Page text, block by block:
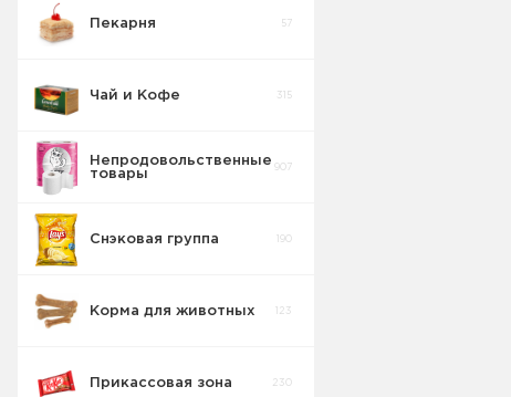
Пекарня 57
Чай и Кофе 315
Непродовольственные
товары
907
Снэковая группа 190
Корма для животных 123
Прикассовая зона 230